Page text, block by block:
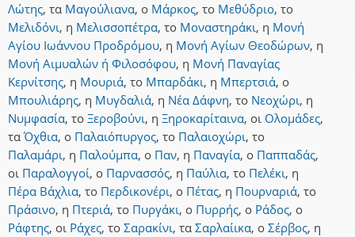
Λώτης, τα Μαγούλιανα, ο Μάρκος, το Μεθύδριο, το
Μελιδόνι, η Μελισσοπέτρα, το Μοναστηράκι, η Μονή
Αγίου Ιωάννου Προδρόμου, η Μονή Αγίων Θεοδώρων, η
Μονή Αιμυαλών ή Φιλοσόφου, η Μονή Παναγίας
Κερνίτσης, η Μουριά, το Μπαρδάκι, η Μπερτσιά, ο
Μπουλιάρης, η Μυγδαλιά, η Νέα Δάφνη, το Νεοχώρι, η
Νυμφασία, το Ξεροβούνι, η Ξηροκαρίταινα, οι Ολομάδες,
τα Όχθια, ο Παλαιόπυργος, το Παλαιοχώρι, το
Παλαμάρι, η Παλούμπα, ο Παν, η Παναγία, ο Παππαδάς,
οι Παραλογγοί, ο Παρνασσός, η Παύλια, το Πελέκι, η
Πέρα Βάχλια, το Περδικονέρι, ο Πέτας, η Πουρναριά, το
Πράσινο, η Πτεριά, το Πυργάκι, ο Πυρρής, ο Ράδος, ο
Ράφτης, οι Ράχες, το Σαρακίνι, τα Σαρλαίικα, ο Σέρβος, η